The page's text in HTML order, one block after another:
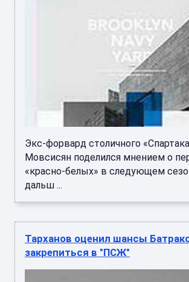
Экс-форвард столичного
Мовсисян поделился мнением о
«красно-белых» в следующем
дальш ...
Тарханов оценил шансы
закрепиться в "ПСЖ"